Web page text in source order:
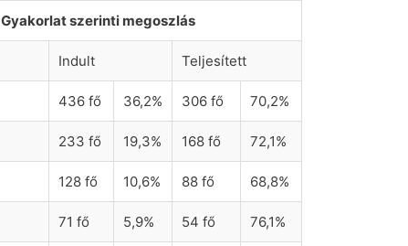
Gyakorlat szerinti megoszlás
Indult Teljesített
436 fő 36,2% 306 fő 70,2%
233 fő 19,3% 168 fő 72,1%
128 fő 10,6% 88 fő 68,8%
71 fő 5,9% 54 fő 76,1%